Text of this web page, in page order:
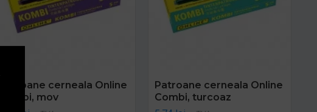
Patroane cerneala Online
Combi, mov
Patroane cerneala Online
Combi, turcoaz